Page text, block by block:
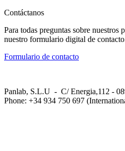
Contáctanos
Para todas preguntas sobre
nuestro formulario digital de
Formulario de contacto
Panlab, S.L.U - C/ Energia,112 -
Phone: +34 934 750 697